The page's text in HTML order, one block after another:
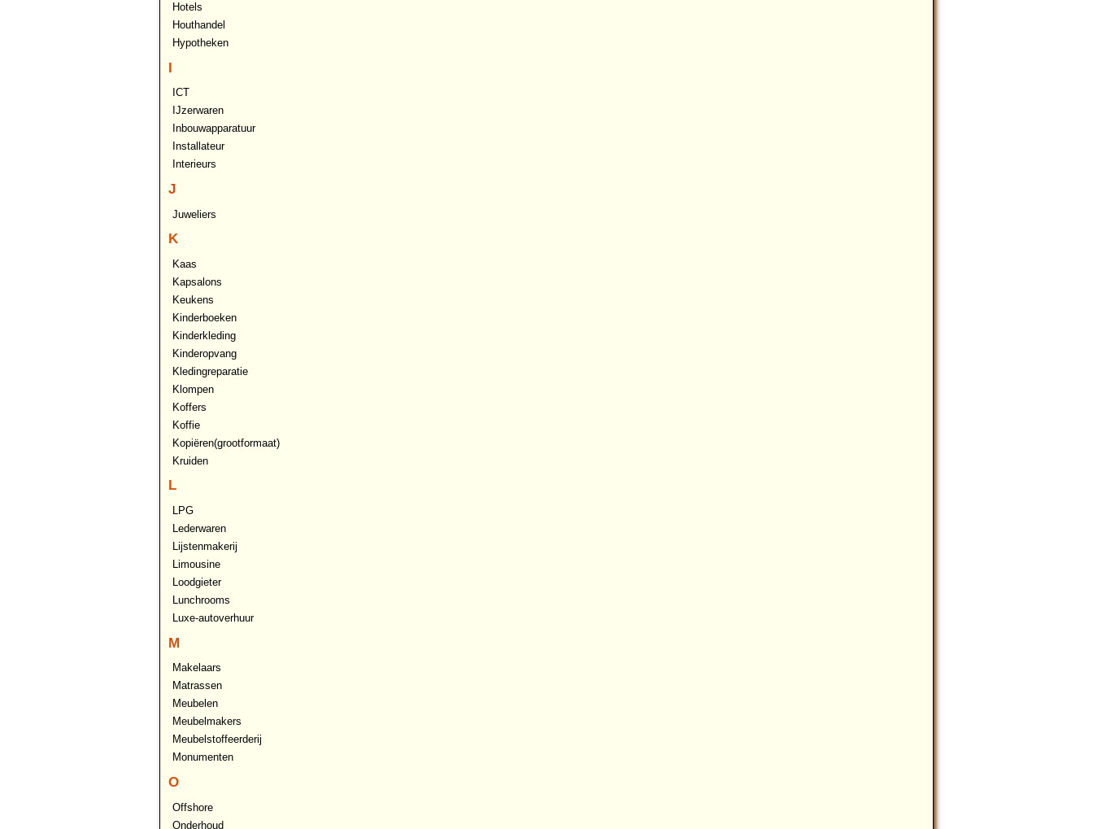
Hotels
Houthandel
Hypotheken
I
ICT
IJzerwaren
Inbouwapparatuur
Installateur
Interieurs
J
Juweliers
K
Kaas
Kapsalons
Keukens
Kinderboeken
Kinderkleding
Kinderopvang
Kledingreparatie
Klompen
Koffers
Koffie
Kopiëren(grootformaat)
Kruiden
L
LPG
Lederwaren
Lijstenmakerij
Limousine
Loodgieter
Lunchrooms
Luxe-autoverhuur
M
Makelaars
Matrassen
Meubelen
Meubelmakers
Meubelstoffeerderij
Monumenten
O
Offshore
Onderhoud